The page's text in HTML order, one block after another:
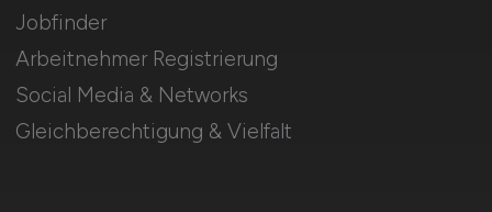
Jobfinder
Arbeitnehmer Registrierung
Social Media & Networks
Gleichberechtigung & Vielfalt